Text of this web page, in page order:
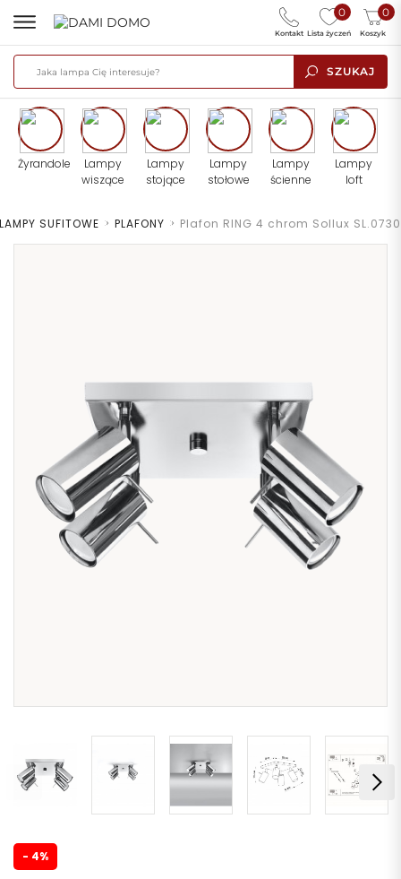
SZUKAJ
0
Lista życzeń
0
Koszyk
Kontakt
Żyrandole
Lampy
wiszące
Lampy
stojące
Lampy
stołowe
Lampy
ścienne
Lampy
loft
LAMPY SUFITOWE > PLAFONY > Plafon RING 4 chrom Sollux SL.0730
- 4%